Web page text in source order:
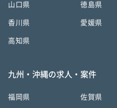
山口県 徳島県
香川県 愛媛県
高知県
九州・沖縄の求人・案件
福岡県 佐賀県